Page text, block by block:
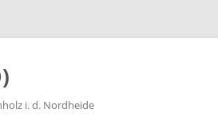
i. d. Nordheide